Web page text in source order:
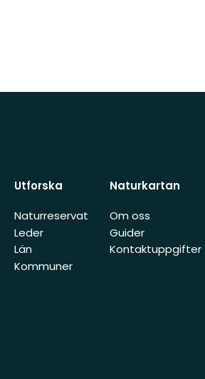
Utforska
Naturreservat
Leder
Län
Kommuner
Naturkartan
Om oss
Guider
Kontaktuppgifter